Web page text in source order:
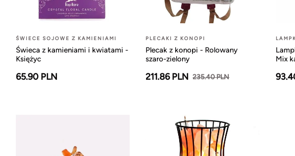
ŚWIECE SOJOWE Z KAMIENIAMI
Świeca z kamieniami i kwiatami -
Księżyc
65.90 PLN
PLECAKI Z KONOPI
Plecak z konopi - Rolowany
szaro-zielony
211.86 PLN 235.40 PLN
Mix